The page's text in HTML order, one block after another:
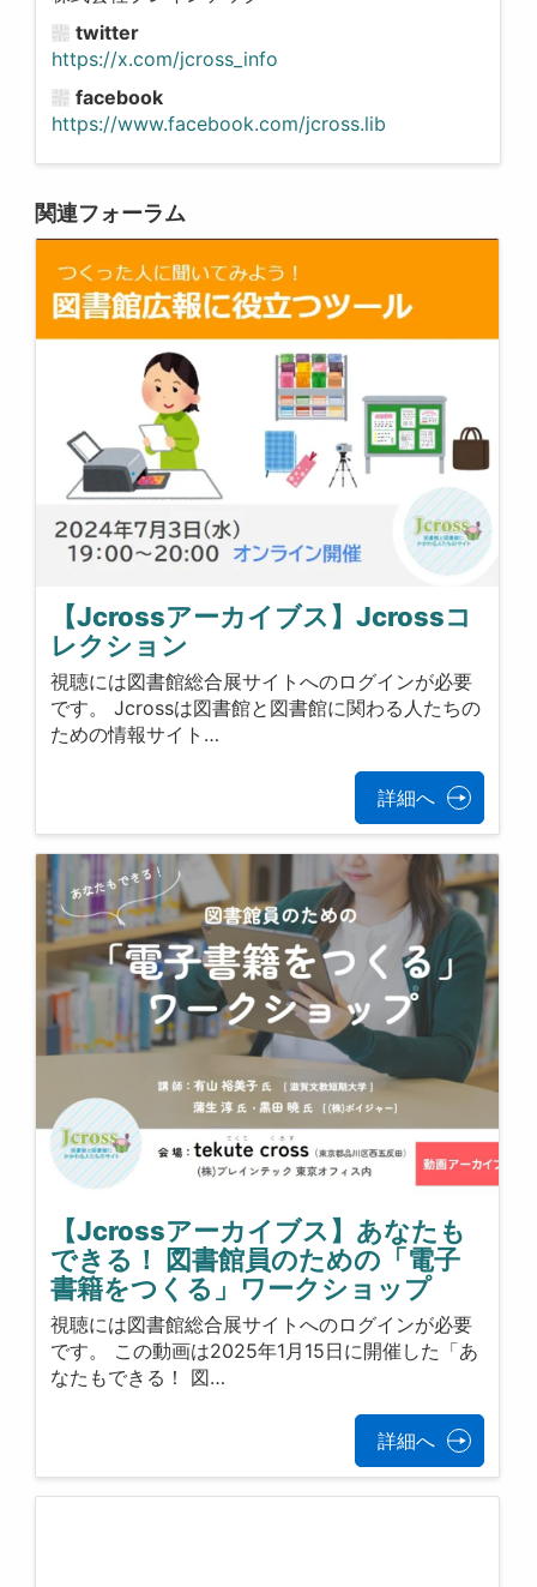
twitter
https://x.com/jcross_info
facebook
https://www.facebook.com/jcross.lib
関連フォーラム
【Jcrossアーカイブス】Jcrossコ
レクション
視聴には図書館総合展サイトへのログインが必要
です。 Jcrossは図書館と図書館に関わる人たちの
ための情報サイト…
詳細へ
【Jcrossアーカイブス】あなたも
できる！ 図書館員のための「電子
書籍をつくる」ワークショップ
視聴には図書館総合展サイトへのログインが必要
です。 この動画は2025年1月15日に開催した「あ
なたもできる！ 図…
詳細へ